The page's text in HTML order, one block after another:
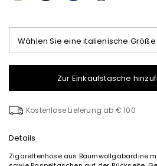
Wählen Sie eine italienische Größe
Zur Einkaufstasche
Kostenlose Lieferung ab € 100
Details
Zigarettenhose aus Baumwollgabardine